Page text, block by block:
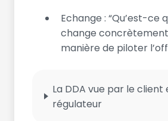
Echange : “Qu’est-ce
change
manière de piloter
La DDA vue par le client
régulateur